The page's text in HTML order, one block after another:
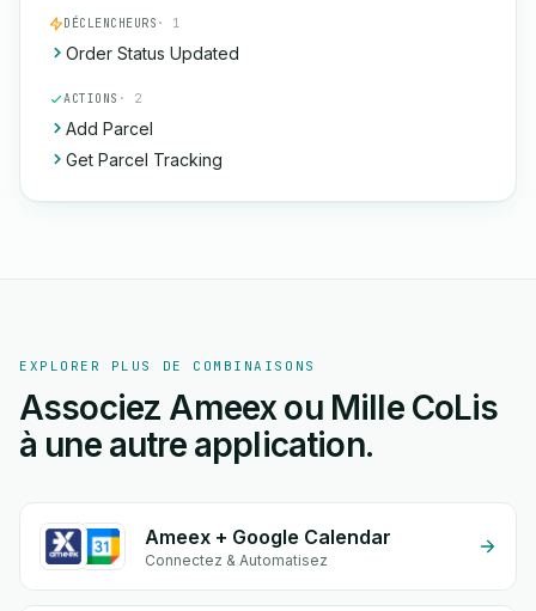
DÉCLENCHEURS · 1
Order Status Updated
ACTIONS · 2
Add Parcel
Get Parcel Tracking
EXPLORER PLUS DE COMBINAISONS
Associez Ameex ou Mille CoLis
à une autre application.
Ameex + Google Calendar
Connectez & Automatisez